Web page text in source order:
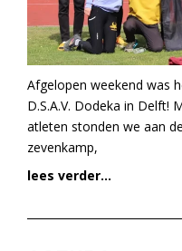
Afgelopen weekend was
D.S.A.V. Dodeka in Delft!
atleten stonden we aan
zevenkamp,
lees verder...